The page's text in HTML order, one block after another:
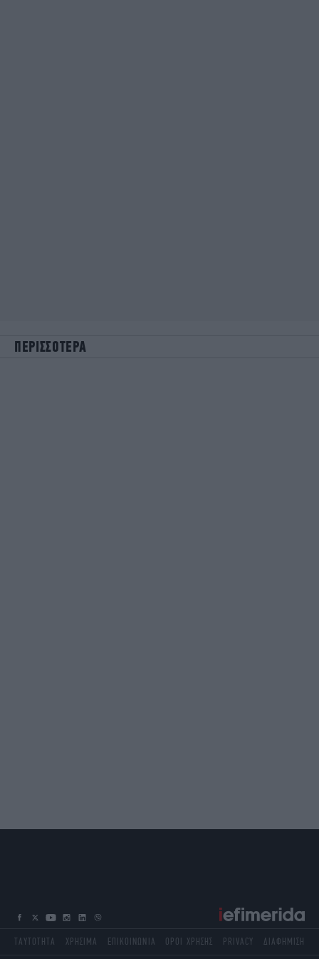
ΠΕΡΙΣΣΟΤΕΡΑ
ΤΑΥΤΟΤΗΤΑ ΧΡΗΣΙΜΑ ΕΠΙΚΟΙΝΩΝΙΑ ΟΡΟΙ ΧΡΗΣΗΣ PRIVACY ΔΙΑΦΗΜΙΣΗ